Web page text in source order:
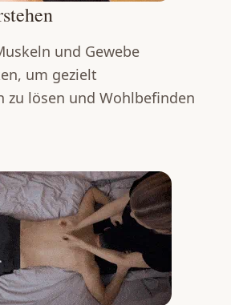
und Gewebe
um gezielt
zu lösen und Wohlbefinden